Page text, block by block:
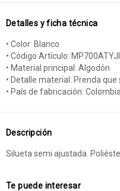
Detalles y ficha técnica
• Color: Blanco
• Código Artículo:
• Material principal: Algodón
• Detalle material: Prenda
• País de fabricación:
Descripción
Silueta semi ajustada.
Te puede interesar